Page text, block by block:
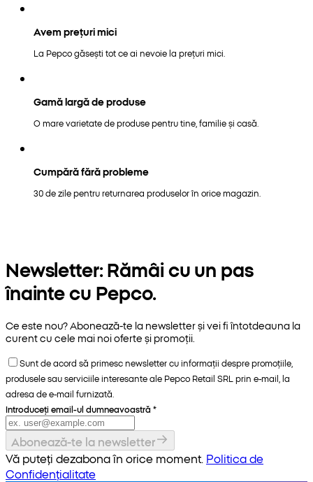
Avem prețuri mici
La Pepco găsești tot ce ai nevoie la prețuri mici.
Gamă largă de produse
O mare varietate de produse pentru tine, familie și casă.
Cumpără fără probleme
30 de zile pentru returnarea produselor în orice magazin.
Newsletter: Rămâi cu un pas
înainte cu Pepco.
Ce este nou? Abonează-te la newsletter și vei fi întotdeauna la
curent cu cele mai noi oferte și promoții.
Sunt de acord să primesc newsletter cu informații despre promoțiile,
produsele sau serviciile interesante ale Pepco Retail SRL prin e-mail, la
adresa de e-mail furnizată.
Introduceți email-ul dumneavoastră *
Abonează-te la newsletter
Vă puteți dezabona în orice moment. Politica de
Confidențialitate